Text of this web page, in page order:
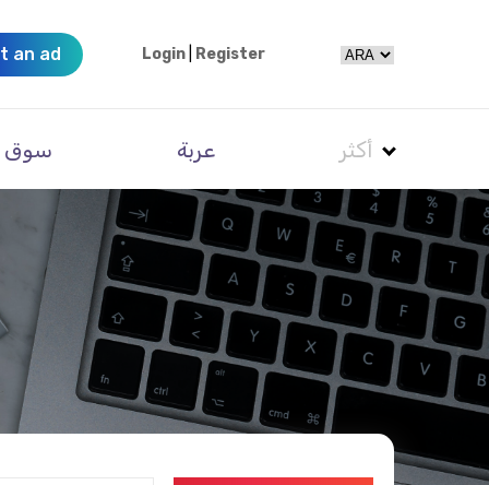
an ad Login Register
سوق عربة أكثر